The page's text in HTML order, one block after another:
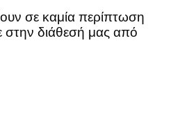
σε καμία περίπτωση
στην διάθεσή μας από